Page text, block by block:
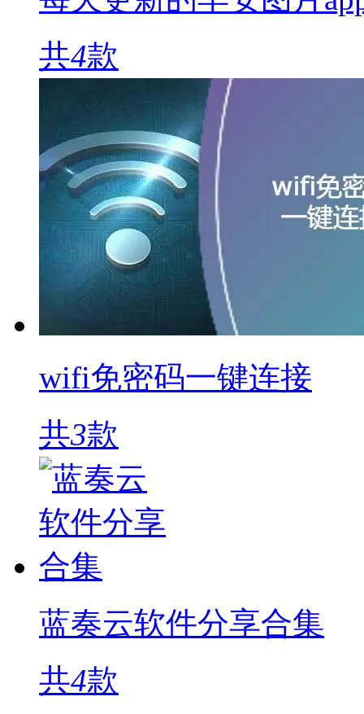
共4款
wifi免密码一键连接
共3款
蓝奏云软件分享合集
共4款